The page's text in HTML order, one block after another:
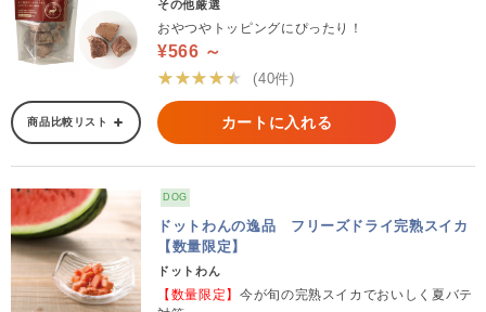
その他厳選
おやつやトッピングにぴったり！
¥566 ～
★★★★★
(40件)
商品比較リスト カートに入れる
DOG
ドットわんの逸品 フリーズドライ完熟スイカ
【数量限定】
ドットわん
【数量限定】 今が旬の完熟スイカでおいしく夏バテ